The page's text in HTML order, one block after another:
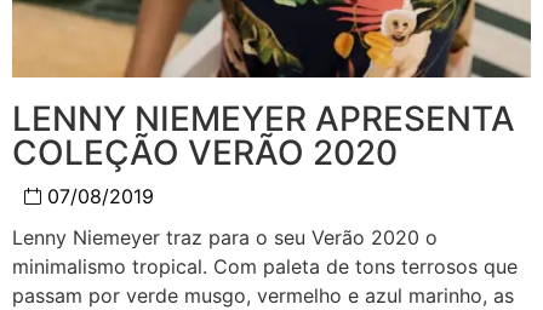
LENNY NIEMEYER APRESENTA
COLEÇÃO VERÃO 2020
07/08/2019
Lenny Niemeyer traz para o seu Verão 2020 o
minimalismo tropical. Com paleta de tons terrosos que
passam por verde musgo, vermelho e azul marinho, as